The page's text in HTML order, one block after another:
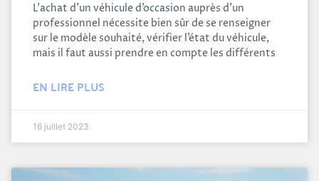
L’achat d’un véhicule d’occasion auprès d’un
professionnel nécessite bien sûr de se renseigner
sur le modèle souhaité, vérifier l’état du véhicule,
mais il faut aussi prendre en compte les différents
EN LIRE PLUS
16 juillet 2023